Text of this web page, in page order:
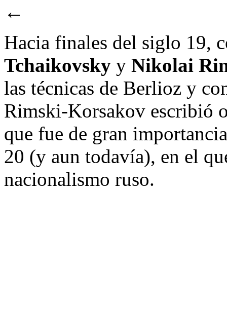
←
Hacia finales del siglo 19,
Tchaikovsky y Nikolai
las técnicas de Berlioz y
Rimski-Korsakov escribió
que fue de gran
20 (y aun todavía), en el
nacionalismo ruso.